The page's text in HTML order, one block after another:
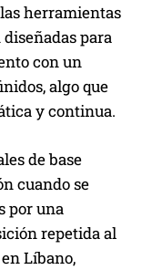
herramientas
para
con un
algo que
y continua.
de base
cuando se
por una
repetida al
Líbano,